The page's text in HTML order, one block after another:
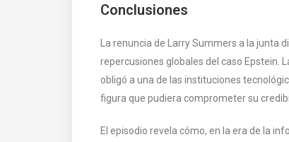
Conclusiones
La renuncia de Larry Summers a la junta
repercusiones globales del caso Epstein.
obligó a una de las instituciones
figura que pudiera comprometer su
El episodio revela cómo, en la era de la